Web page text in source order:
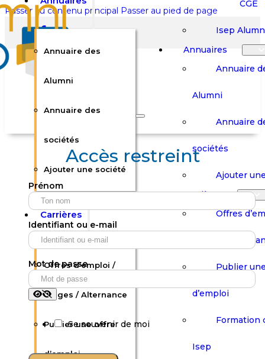
Passer au contenu principal Passer au pied de page
Rechercher sur le site
Rechercher
Votre panier est vide.
Boutique
Panier
Boutique
Annuaire des
Alumni
Annuaire des
sociétés
Ajouter une société
Carrières
Offres d’emploi /
Stages / Alternance
Publier une offre
d’emploi
CGE
Isep
Annuaires
Annuaire
Alumni
Annuaire
sociétés
Ajouter
Carrières
Offres
Stages /
Publier
d’emploi
Formation
Isep
Accès restreint
Prénom
Identifiant ou e-mail
Mot de passe
Se souvenir de moi